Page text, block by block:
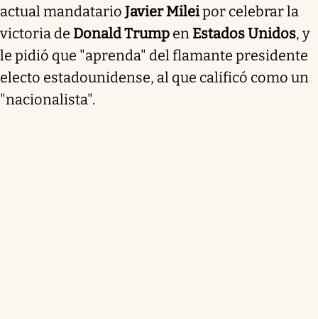
actual mandatario Javier Mileipor celebrar la
victoria de Donald Trump en Estados Unidos, y
le pidió que "aprenda" del flamante presidente
electo estadounidense, al que calificó como un
"nacionalista".